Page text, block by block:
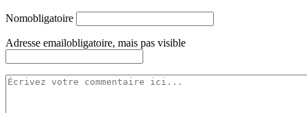
Nomobligatoire
Adresse emailobligatoire, mais pas visible